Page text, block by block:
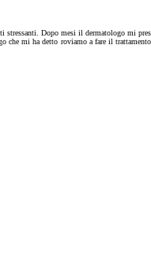
Dopo mesi il dermatologo mi
che mi ha detto roviamo a fare il